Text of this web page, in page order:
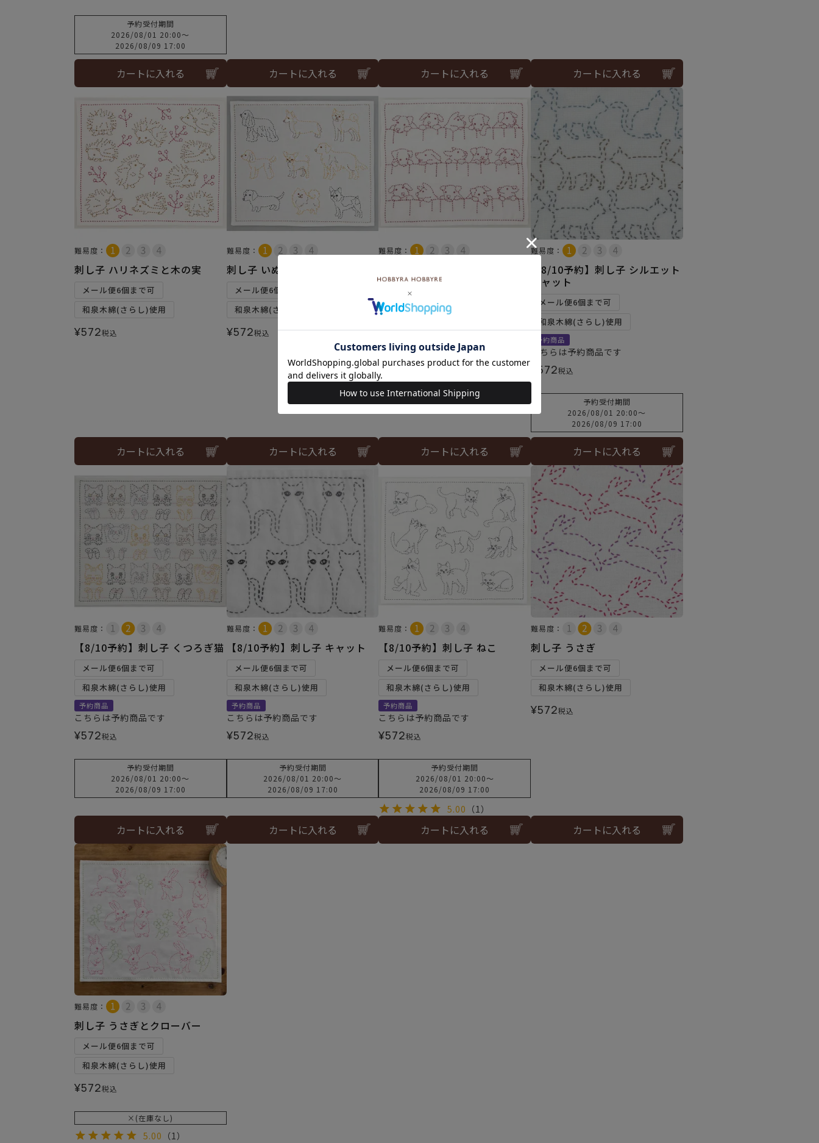
予約受付期間
2026/08/01 20:00〜
2026/08/09 17:00
カートに入れる カートに入れる カートに入れる カートに入れる
難易度：
刺し子 ハリネズミと木の実
メール便6個まで可
和泉木綿(さらし)使用
¥572税込
カートに入れる
難易度：
刺し子 いぬ
メール便6個まで可
和泉木綿(さらし)使用
¥572税込
カートに入れる
難易度：
メール便6個まで可
和泉木綿(さらし)使用
¥572税込
カートに入れる
難易度：
【8/10予約】刺し子 シルエット
キャット
メール便6個まで可
和泉木綿(さらし)使用
予約商品
こちらは予約商品です
572税込
予約受付期間
2026/08/01 20:00〜
2026/08/09 17:00
カートに入れる
難易度：
【8/10予約】刺し子 くつろぎ猫
メール便6個まで可
和泉木綿(さらし)使用
予約商品
こちらは予約商品です
¥572税込
予約受付期間
2026/08/01 20:00〜
2026/08/09 17:00
カートに入れる
難易度：
【8/10予約】刺し子 キャット
メール便6個まで可
和泉木綿(さらし)使用
予約商品
こちらは予約商品です
¥572税込
予約受付期間
2026/08/01 20:00〜
2026/08/09 17:00
カートに入れる
難易度：
【8/10予約】刺し子 ねこ
メール便6個まで可
和泉木綿(さらし)使用
予約商品
こちらは予約商品です
¥572税込
予約受付期間
2026/08/01 20:00〜
2026/08/09 17:00
5.00 （1）
カートに入れる
難易度：
刺し子 うさぎ
メール便6個まで可
和泉木綿(さらし)使用
¥572税込
カートに入れる
難易度：
刺し子 うさぎとクローバー
メール便6個まで可
和泉木綿(さらし)使用
¥572税込
×(在庫なし)
5.00 （1）